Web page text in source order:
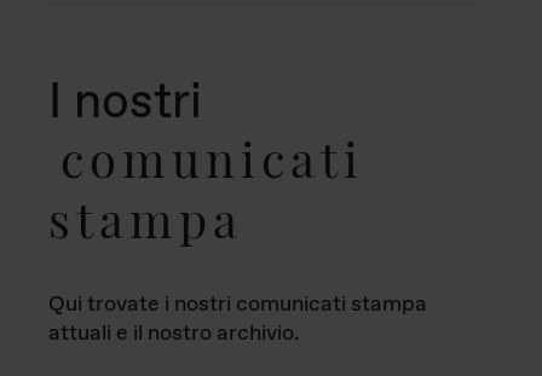
I nostri
comunicati
stampa
Qui trovate i nostri comunicati stampa
attuali e il nostro archivio.